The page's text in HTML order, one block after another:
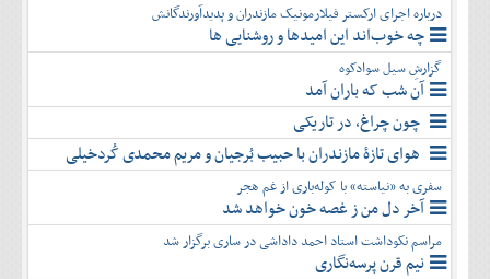
درباره اجرای ارکستر فیلارمونیک مازندران و پدیدآورندگانش
چه خوب‌اند این امیدها و روشنایی ها
گزارشِ سیل سوادکوه
آن شب که باران آمد
چون چراغ، در تاریکی
هوای تازۀ مازندران با حبیب بُرجیان و مریم محمدی کُردخیلی
سفری به «نیاسته» با کوله‌باری از غم هجر
آخر دل من ز غصه خون خواهد شد
مراسم نکوداشت استاد احمد داداشی در ساری برگزار شد
نیم قرن پرسه‌نگاری